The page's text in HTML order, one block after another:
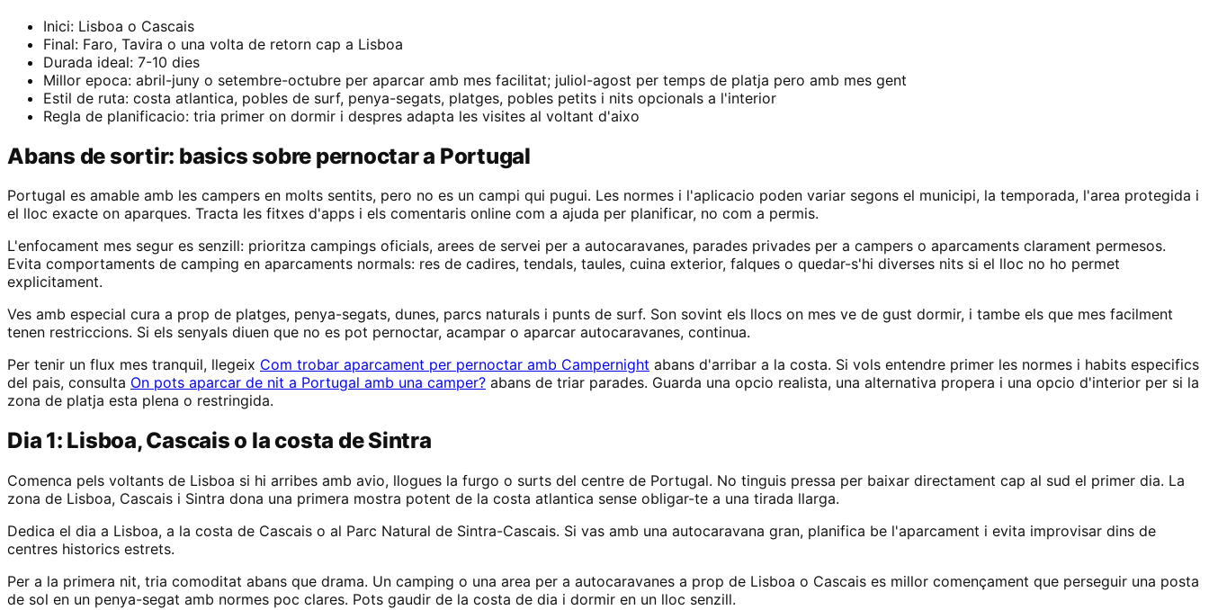
Inici: Lisboa o Cascais
Final: Faro, Tavira o una volta de retorn cap a Lisboa
Durada ideal: 7-10 dies
Millor epoca: abril-juny o setembre-octubre per aparcar amb mes facilitat; juliol-agost per temps de platja pero amb mes gent
Estil de ruta: costa atlantica, pobles de surf, penya-segats, platges, pobles petits i nits opcionals a l'interior
Regla de planificacio: tria primer on dormir i despres adapta les visites al voltant d'aixo
Abans de sortir: basics sobre pernoctar a Portugal
Portugal es amable amb les campers en molts sentits, pero no es un campi qui pugui. Les normes i l'aplicacio poden variar segons el municipi, la temporada, l'area protegida i
el lloc exacte on aparques. Tracta les fitxes d'apps i els comentaris online com a ajuda per planificar, no com a permis.
L'enfocament mes segur es senzill: prioritza campings oficials, arees de servei per a autocaravanes, parades privades per a campers o aparcaments clarament permesos.
Evita comportaments de camping en aparcaments normals: res de cadires, tendals, taules, cuina exterior, falques o quedar-s'hi diverses nits si el lloc no ho permet
explicitament.
Ves amb especial cura a prop de platges, penya-segats, dunes, parcs naturals i punts de surf. Son sovint els llocs on mes ve de gust dormir, i tambe els que mes facilment
tenen restriccions. Si els senyals diuen que no es pot pernoctar, acampar o aparcar autocaravanes, continua.
Per tenir un flux mes tranquil, llegeix Com trobar aparcament per pernoctar amb Campernight abans d'arribar a la costa. Si vols entendre primer les normes i habits especifics
del pais, consulta On pots aparcar de nit a Portugal amb una camper? abans de triar parades. Guarda una opcio realista, una alternativa propera i una opcio d'interior per si la
zona de platja esta plena o restringida.
Dia 1: Lisboa, Cascais o la costa de Sintra
Comenca pels voltants de Lisboa si hi arribes amb avio, llogues la furgo o surts del centre de Portugal. No tinguis pressa per baixar directament cap al sud el primer dia. La
zona de Lisboa, Cascais i Sintra dona una primera mostra potent de la costa atlantica sense obligar-te a una tirada llarga.
Dedica el dia a Lisboa, a la costa de Cascais o al Parc Natural de Sintra-Cascais. Si vas amb una autocaravana gran, planifica be l'aparcament i evita improvisar dins de
centres historics estrets.
Per a la primera nit, tria comoditat abans que drama. Un camping o una area per a autocaravanes a prop de Lisboa o Cascais es millor començament que perseguir una posta
de sol en un penya-segat amb normes poc clares. Pots gaudir de la costa de dia i dormir en un lloc senzill.